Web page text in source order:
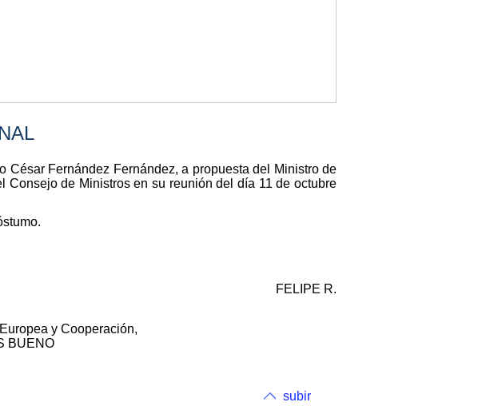
César Fernández Fernández, a propuesta del Ministro de
de Ministros en su reunión del día 11 de octubre
FELIPE R.
y Cooperación,
BUENO
subir